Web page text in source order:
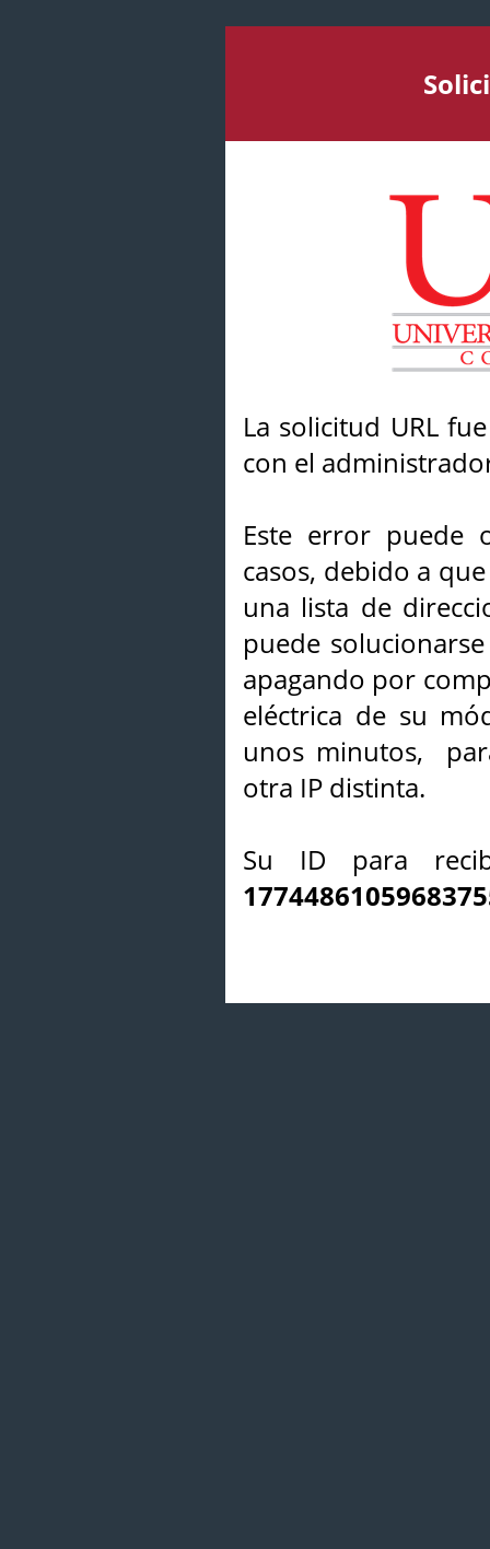
La solicitud URL
con el
Este error puede
casos, debido a
una lista de
puede
apagando por
eléctrica de su
unos minutos,
otra IP distinta.
Su ID para